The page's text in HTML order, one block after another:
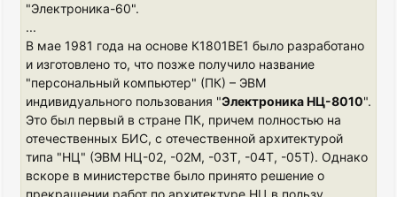
"Электроника-60".
...
В мае 1981 года на основе К1801ВЕ1 было разработано
и изготовлено то, что позже получило название
"персональный компьютер" (ПК) – ЭВМ
индивидуального пользования "Электроника НЦ-8010".
Это был первый в стране ПК, причем полностью на
отечественных БИС, с отечественной архитектурой
типа "НЦ" (ЭВМ НЦ-02, -02М, -03Т, -04Т, -05Т). Однако
вскоре в министерстве было принято решение о